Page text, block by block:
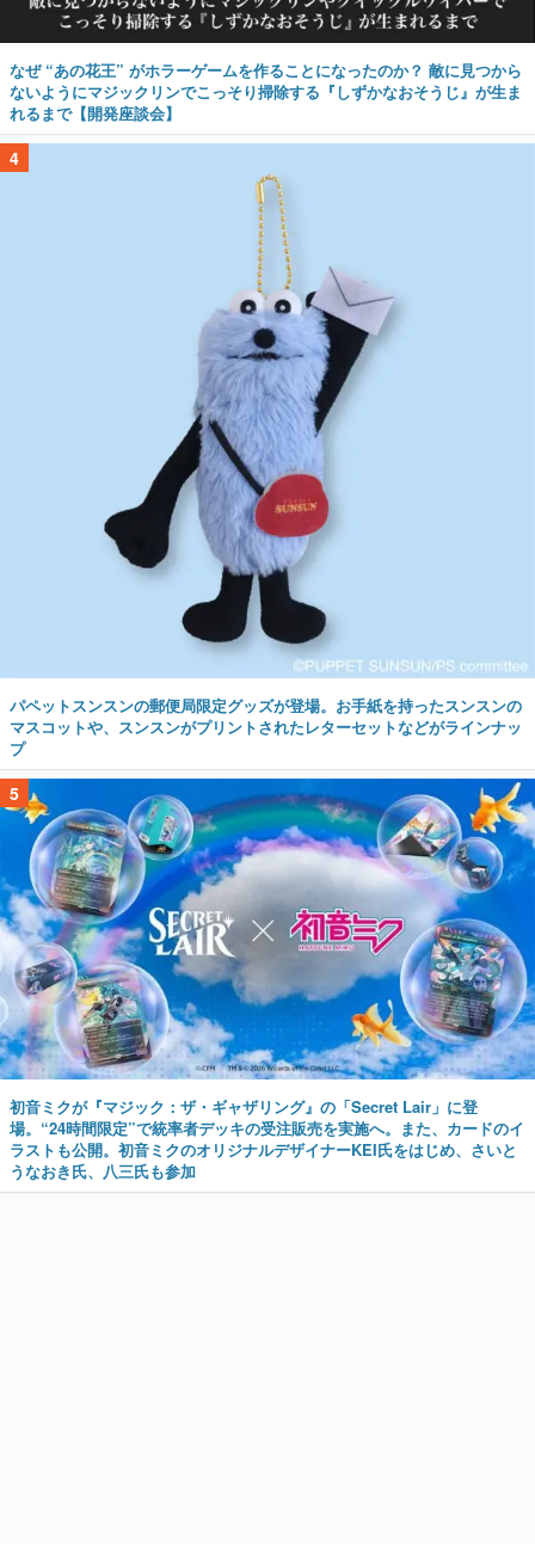
なぜ “あの花王” がホラーゲームを作ることになったのか？ 敵に見つから
ないようにマジックリンでこっそり掃除する『しずかなおそうじ』が生ま
れるまで【開発座談会】
4
パペットスンスンの郵便局限定グッズが登場。お手紙を持ったスンスンの
マスコットや、スンスンがプリントされたレターセットなどがラインナッ
プ
5
初音ミクが『マジック：ザ・ギャザリング』の「Secret Lair」に登
場。“24時間限定”で統率者デッキの受注販売を実施へ。また、カードのイ
ラストも公開。初音ミクのオリジナルデザイナーKEI氏をはじめ、さいと
うなおき氏、八三氏も参加